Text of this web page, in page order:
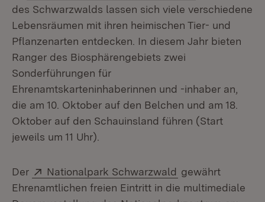
des Schwarzwalds lassen sich viele verschiedene
Lebensräumen mit ihren heimischen Tier- und
Pflanzenarten entdecken. In diesem Jahr bieten
Ranger des Biosphärengebiets zwei
Sonderführungen für
Ehrenamtskarteninhaberinnen und -inhaber an,
die am 10. Oktober auf den Belchen und am 18.
Oktober auf den Schauinsland führen (Start
jeweils um 11 Uhr).
Der Extern:
Nationalpark Schwarzwald (Öffnet in neuem
gewährt
Ehrenamtlichen freien Eintritt in die multimediale